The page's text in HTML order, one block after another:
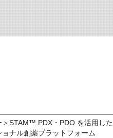
＞STAM™.PDX・PDO を活用した
ナル創薬プラットフォーム